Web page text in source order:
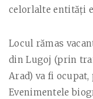
celorlalte entităţi
Locul rămas
din Lugoj (prin
Arad) va fi
Evenimentele